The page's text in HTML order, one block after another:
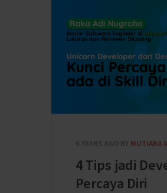
6 YEARS AGO BY MUTIARA
4 Tips jadi
Percaya Diri